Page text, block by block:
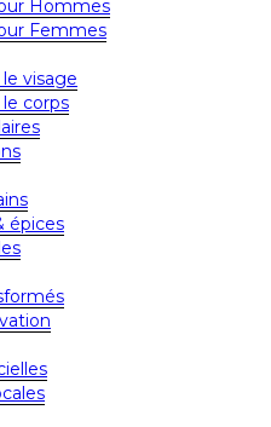
Hommes
Femmes
visage
corps
épices